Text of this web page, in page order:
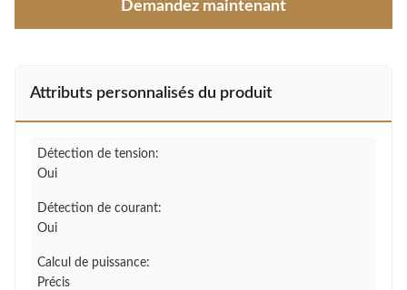
Demandez maintenant
Attributs personnalisés du produit
Détection de tension:
Oui
Détection de courant:
Oui
Calcul de puissance:
Précis